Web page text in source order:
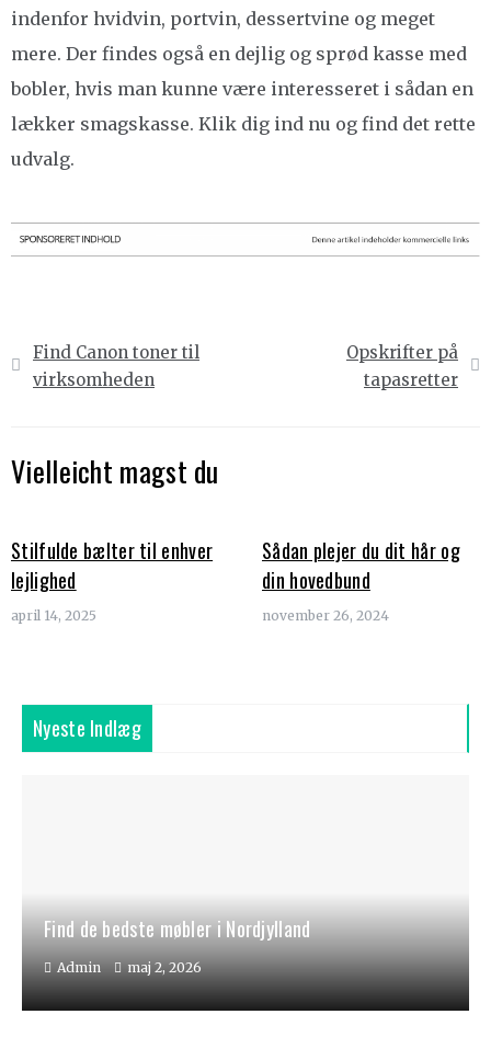
indenfor hvidvin, portvin, dessertvine og meget
mere. Der findes også en dejlig og sprød kasse med
bobler, hvis man kunne være interesseret i sådan en
lækker smagskasse. Klik dig ind nu og find det rette
udvalg.
Indlægsnavigation
Find Canon toner til
virksomheden
Opskrifter på
tapasretter
Vielleicht magst du
Stilfulde bælter til enhver
lejlighed
april 14, 2025
Sådan plejer du dit hår og
din hovedbund
november 26, 2024
Nyeste Indlæg
Find de bedste møbler i Nordjylland
Admin maj 2, 2026